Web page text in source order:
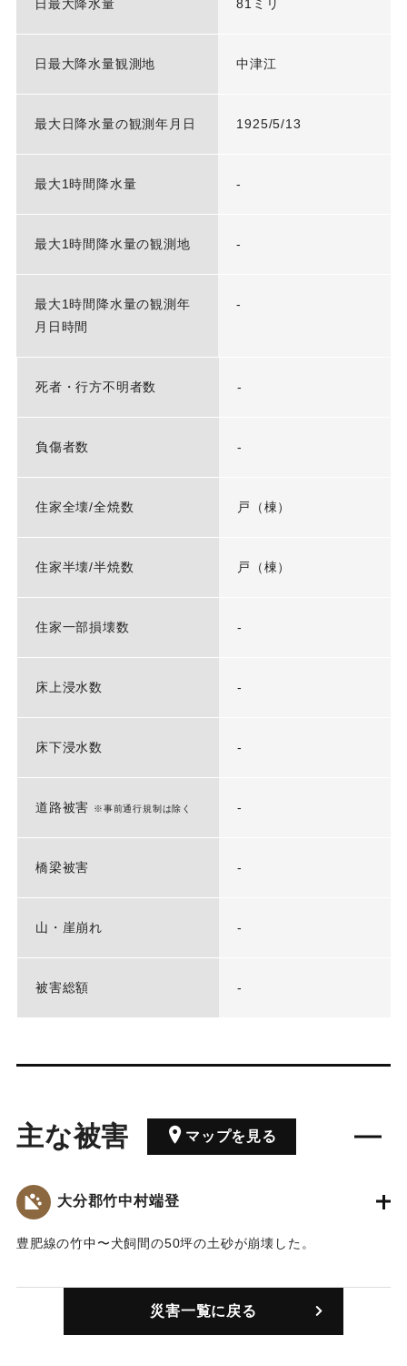
日最大降水量 81ミリ
日最大降水量観測地 中津江
最大日降水量の観測年月日 1925/5/13
最大1時間降水量 -
最大1時間降水量の観測地 -
最大1時間降水量の観測年
月日時間
-
死者・行方不明者数 -
負傷者数 -
住家全壊/全焼数 戸（棟）
住家半壊/半焼数 戸（棟）
住家一部損壊数 -
床上浸水数 -
床下浸水数 -
道路被害 ※事前通行規制は除く -
橋梁被害 -
山・崖崩れ -
被害総額 -
主な被害 マップを見る
大分郡竹中村端登
豊肥線の竹中〜犬飼間の50坪の土砂が崩壊した。
｜固有コード:00298002
災害一覧に戻る